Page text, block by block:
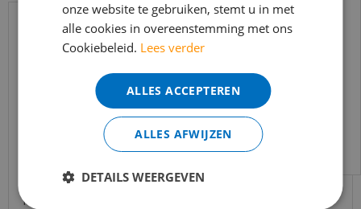
Quick-step - Capture - SIG4763 Geborstelde eik
natuur (Lami…
bereikbaar.
Bestelling worden uiteraard verwerkt
echter iets minder snel dan wat je van ons
gewend bent.
Voor vragen kan je ons bereiken via
info@merkvloerenwinkel.nl
onze website te gebruiken, stemt u in met
alle cookies in overeenstemming met ons
Cookiebeleid. Lees verder
ALLES ACCEPTEREN
ALLES AFWIJZEN
DETAILS WEERGEVEN